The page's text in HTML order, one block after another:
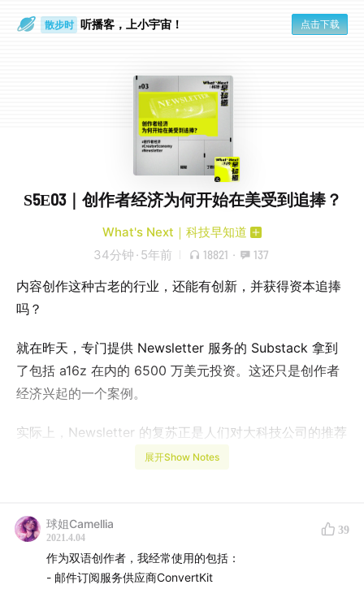
散步时 听播客，上小宇宙！ 点击下载
S5E03｜创作者经济为何开始在美受到追捧？
What's Next｜科技早知道
34分钟 · 5年前 18821 · 137
内容创作这种古老的行业，还能有创新，并获得资本追捧
吗？
就在昨天，专门提供 Newsletter 服务的 Substack 拿到
了包括 a16z 在内的 6500 万美元投资。这还只是创作者
经济兴起的一个案例。
实际上，Newsletter 的复苏正是人们对大科技公司的推荐
算法作出的回退式反应。为了摆脱平台的「控制」，许多
除此之外，也有投资人开始押注这个赛道，甚至开课助推
这波浪潮。
展开Show Notes
球姐Camellia
2021.4.04
39
作为双语创作者，我经常使用的包括：
- 邮件订阅服务供应商ConvertKit